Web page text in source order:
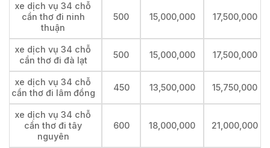
xe dịch vụ 34 chỗ
cần thơ đi ninh
thuận
500 15,000,000 17,500,000
xe dịch vụ 34 chỗ
cần thơ đi đà lạt
500 15,000,000 17,500,000
xe dịch vụ 34 chỗ
cần thơ đi lâm đồng
450 13,500,000 15,750,000
xe dịch vụ 34 chỗ
cần thơ đi tây
nguyên
600 18,000,000 21,000,000